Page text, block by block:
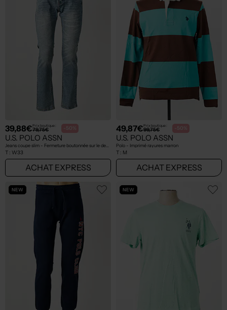
39,88€Prix boutique :
79,75€ -50%
U.S. POLO ASSN
T : W33
ACHAT EXPRESS
49,87€Prix boutique :
99,75€ -50%
U.S. POLO ASSN
Polo - Imprimé rayures marron
T : M
ACHAT EXPRESS
NEW NEW